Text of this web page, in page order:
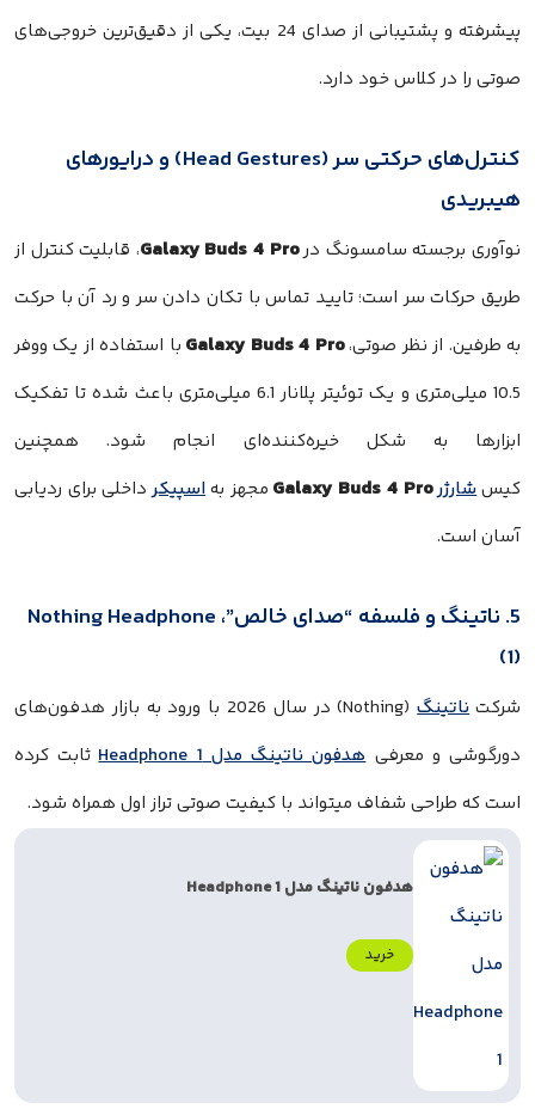
پیشرفته و پشتیبانی از صدای 24 بیت، یکی از دقیق‌ترین خروجی‌های
صوتی را در کلاس خود دارد.
کنترل‌های حرکتی سر (Head Gestures) و درایورهای
هیبریدی
نوآوری برجسته سامسونگ درGalaxy Buds 4 Pro، قابلیت کنترل از
طریق حرکات سر است؛ تایید تماس با تکان دادن سر و رد آن با حرکت
به طرفین. از نظر صوتی،Galaxy Buds 4 Proبا استفاده از یک ووفر
10.5 میلی‌متری و یک توئیتر پلانار 6.1 میلی‌متری باعث شده تا تفکیک
ابزارها به شکل خیره‌کننده‌ای انجام شود. همچنین
کیسشارژرGalaxy Buds 4 Proمجهز بهاسپیکرداخلی برای ردیابی
آسان است.
5. ناتینگ و فلسفه “صدای خالص”، Nothing Headphone
(1)
شرکتناتینگ
(Nothing) در سال 2026 با ورود به بازار هدفون‌های
دورگوشی و معرفیهدفون ناتینگ مدل Headphone 1
ثابت کرده
است که طراحی شفاف میتواند با کیفیت صوتی تراز اول همراه شود.
هدفون ناتینگ مدل Headphone 1
خرید